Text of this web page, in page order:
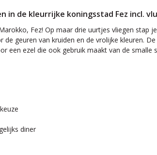
in de kleurrijke koningsstad Fez
Fez! Op maar drie uurtjes vliegen
geuren van kruiden en de vrolijke kleuren.
een ezel die ook gebruik maakt van de
diner